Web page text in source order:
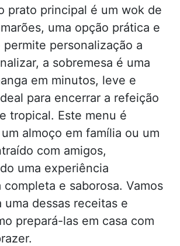
prato principal é um wok de
uma opção prática e
permite personalização a
a sobremesa é uma
em minutos, leve e
para encerrar a refeição
tropical. Este menu é
almoço em família ou um
com amigos,
uma experiência
completa e saborosa. Vamos
uma dessas receitas e
prepará-las em casa com